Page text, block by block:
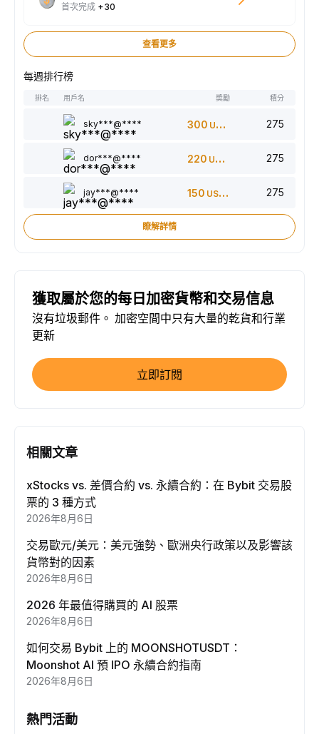
首次完成 +30
查看更多
每週排行榜
排名 用戶名 獎勵 積分
sky***@**** 300 USDT 275
dor***@**** 220 USDT 275
jay***@**** 150 USDT 275
瞭解詳情
獲取屬於您的每日加密貨幣和交易信息
沒有垃圾郵件。 加密空間中只有大量的乾貨和行業
更新
立即訂閱
相關文章
xStocks vs. 差價合約 vs. 永續合約：在 Bybit 交易股
票的 3 種方式
2026年8月6日
交易歐元/美元：美元強勢、歐洲央行政策以及影響該
貨幣對的因素
2026年8月6日
2026 年最值得購買的 AI 股票
2026年8月6日
如何交易 Bybit 上的 MOONSHOTUSDT：
Moonshot AI 預 IPO 永續合約指南
2026年8月6日
熱門活動